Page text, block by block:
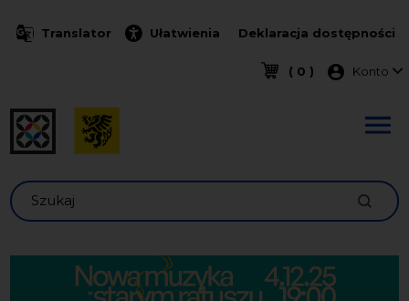
Translator Ułatwienia Deklaracja dostępności
( 0 ) Menu
Konto
Szukaj